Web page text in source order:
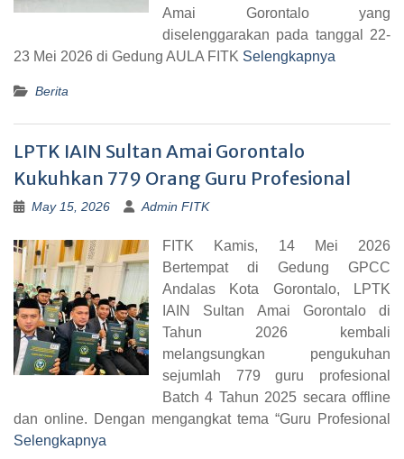
Amai Gorontalo yang
diselenggarakan pada tanggal 22-
23 Mei 2026 di Gedung AULA FITK Selengkapnya
Berita
LPTK IAIN Sultan Amai Gorontalo
Kukuhkan 779 Orang Guru Profesional
May 15, 2026 Admin FITK
FITK Kamis, 14 Mei 2026
Bertempat di Gedung GPCC
Andalas Kota Gorontalo, LPTK
IAIN Sultan Amai Gorontalo di
Tahun 2026 kembali
melangsungkan pengukuhan
sejumlah 779 guru profesional
Batch 4 Tahun 2025 secara offline
dan online. Dengan mengangkat tema “Guru Profesional
Selengkapnya